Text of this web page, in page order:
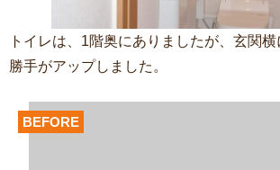
トイレは、1階奥にありましたが、玄関
勝手がアップしました。
BEFORE